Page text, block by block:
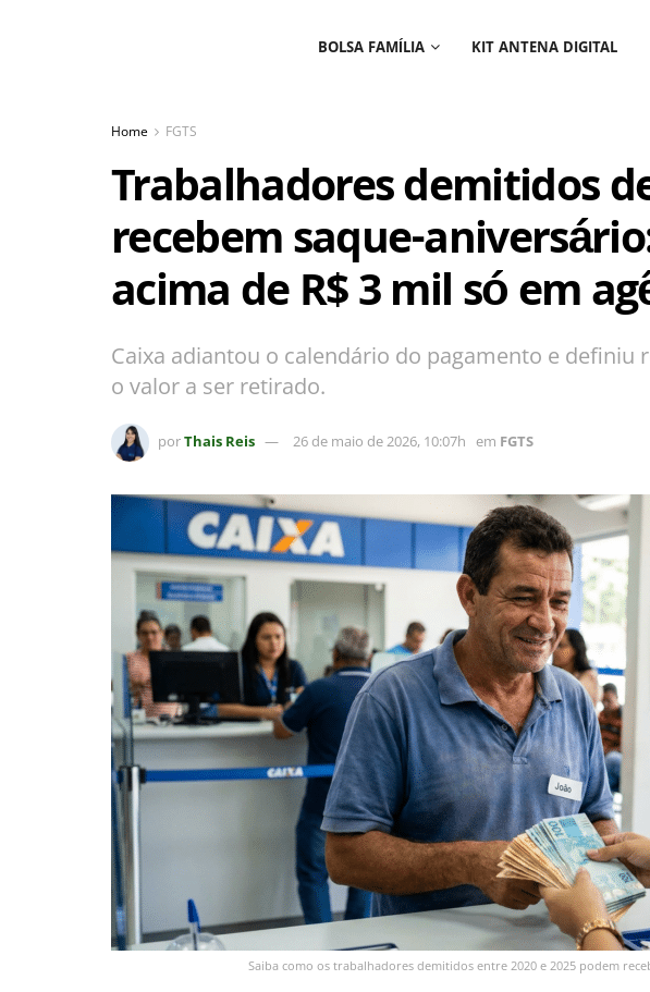
BOLSA FAMÍLIA KIT ANTENA DIGITAL
Home FGTS
Trabalhadores demitidos
recebem saque-
acima de R$ 3 mil só em
Caixa adiantou o calendário do pagamento e definiu
o valor a ser retirado.
porThais Reis 26 de maio de 2026, 10:07h em FGTS
Saiba como os trabalhadores demitidos entre 2020 e 2025 podem